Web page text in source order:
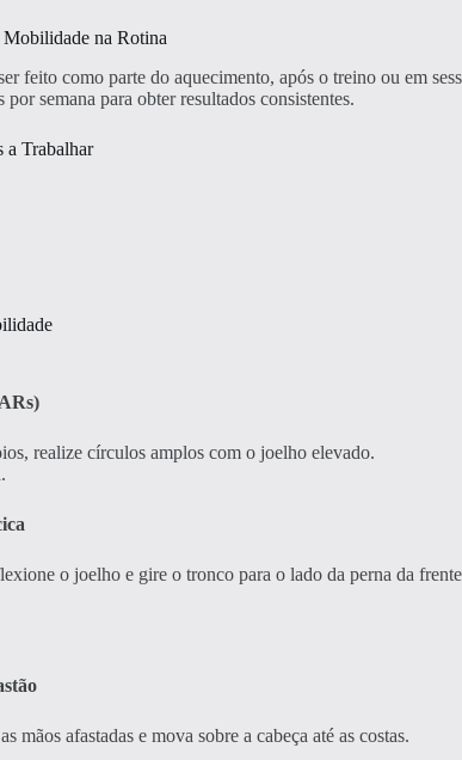
na Rotina
feito como parte do aquecimento, após o treino ou em
semana para obter resultados consistentes.
a Trabalhar
realize círculos amplos com o joelho elevado.
o joelho e gire o tronco para o lado da perna da
mãos afastadas e mova sobre a cabeça até as costas.